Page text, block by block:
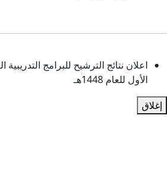
الترشيح للبرامج التدريبية القصيرة